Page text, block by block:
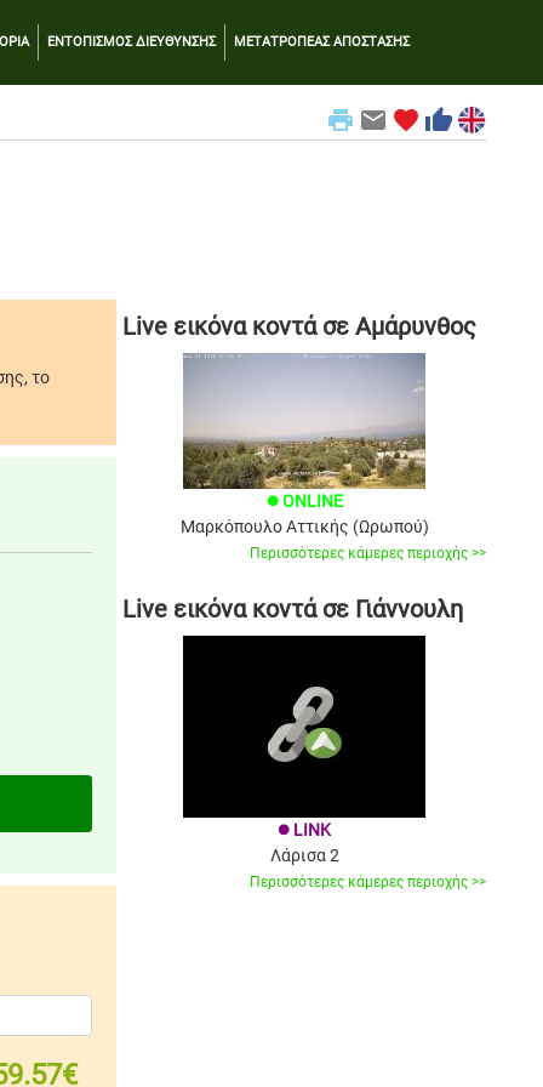
ΕΝΤΟΠΙΣΜΟΣ ΔΙΕΥΘΥΝΣΗΣ ΜΕΤΑΤΡΟΠΕΑΣ ΑΠΟΣΤΑΣΗΣ
print email favorite thumb_up
το
Live εικόνα κοντά σε Αμάρυνθος
brightness_1 ONLINE
Μαρκόπουλο Αττικής (Ωρωπού)
Περισσότερες κάμερες περιοχής >>
Live εικόνα κοντά σε Γιάννουλη
brightness_1 LINK
Λάρισα 2
Περισσότερες κάμερες περιοχής >>